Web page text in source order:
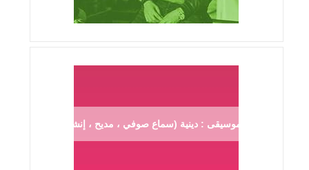
موسيقى : دينية (سماع صوفي ، مديح ، إنشاد ...)